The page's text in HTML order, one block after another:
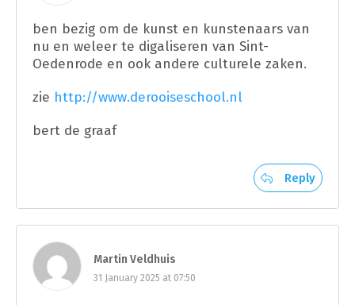
ben bezig om de kunst en kunstenaars van
nu en weleer te digaliseren van Sint-
Oedenrode en ook andere culturele zaken.
zie http://www.derooiseschool.nl
bert de graaf
Reply
Martin Veldhuis
31 January 2025 at 07:50